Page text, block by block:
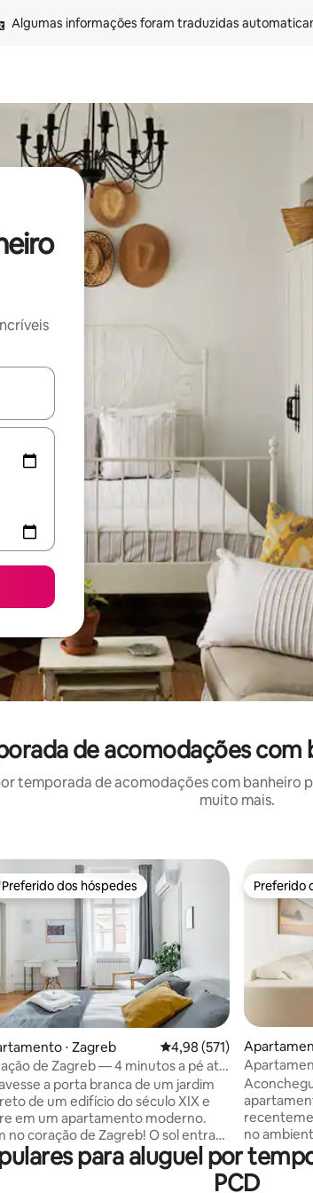
Algumas informações foram traduzidas
explore-os usando as seta para cima e para baixo
de acomodações com
temporada de acomodações com banheiro
muito mais.
média de 5, 560 avaliações
os melhores preferidos dos hóspedes
Preferido dos hóspedes
⋅ Zagreb 4,98 de uma avaliação
4,98 (571)
de Zagreb — 4 minutos a pé até
principal
a porta branca de um jardim
de um edifício do século XIX e
em um apartamento moderno.
no coração de Zagreb! O sol entra
de janelas altas para iluminar
de parquet lindamente reformados
altos. Este apartamento privado e
Preferido
Preferido
cidade
no
arredores
tetos
paredes de
para aluguel por
PCD